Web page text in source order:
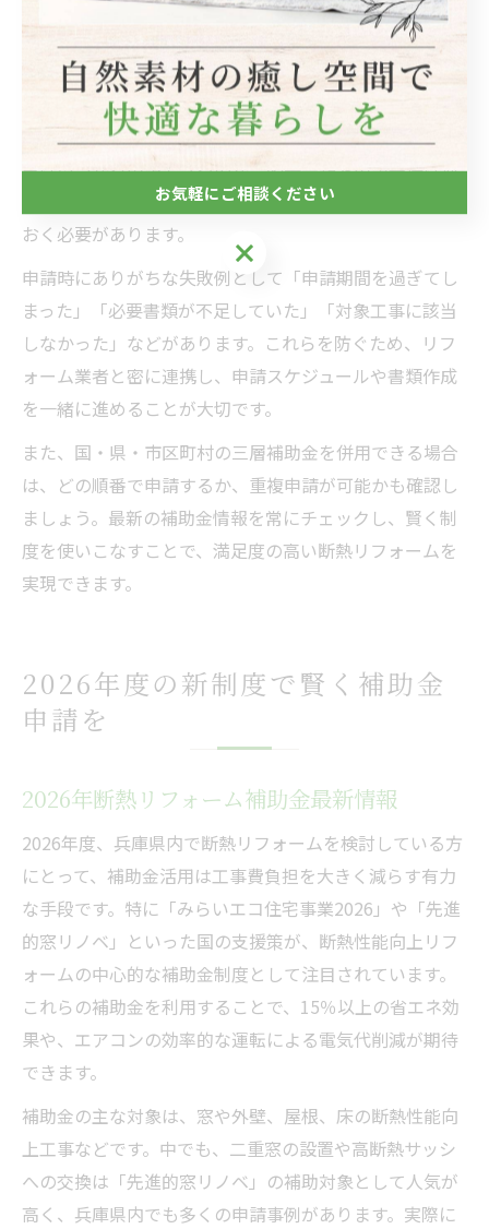
補助金申請で後悔しないリフォーム計画術
補助金申請は、リフォーム計画の初期段階から準備を始
めることが後悔しない秘訣です。例えば、2026年の補助
金はいつから申請できるのか、必要書類や申請条件は何
か、工事着手前の申請が必須かどうかを事前に確認して
おく必要があります。
申請時にありがちな失敗例として「申請期間を過ぎてし
まった」「必要書類が不足していた」「対象工事に該当
しなかった」などがあります。これらを防ぐため、リフ
ォーム業者と密に連携し、申請スケジュールや書類作成
を一緒に進めることが大切です。
また、国・県・市区町村の三層補助金を併用できる場合
は、どの順番で申請するか、重複申請が可能かも確認し
ましょう。最新の補助金情報を常にチェックし、賢く制
度を使いこなすことで、満足度の高い断熱リフォームを
実現できます。
2026年度の新制度で賢く補助金
申請を
2026年断熱リフォーム補助金最新情報
2026年度、兵庫県内で断熱リフォームを検討している方
にとって、補助金活用は工事費負担を大きく減らす有力
な手段です。特に「みらいエコ住宅事業2026」や「先進
的窓リノベ」といった国の支援策が、断熱性能向上リフ
ォームの中心的な補助金制度として注目されています。
これらの補助金を利用することで、15％以上の省エネ効
果や、エアコンの効率的な運転による電気代削減が期待
できます。
補助金の主な対象は、窓や外壁、屋根、床の断熱性能向
上工事などです。中でも、二重窓の設置や高断熱サッシ
への交換は「先進的窓リノベ」の補助対象として人気が
高く、兵庫県内でも多くの申請事例があります。実際に
お気軽にご相談ください
お気軽にご相談ください